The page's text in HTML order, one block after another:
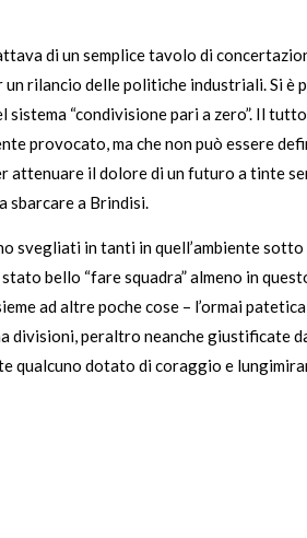
di un semplice tavolo di
rilancio delle politiche industriali. Si
“condivisione pari a zero”. Il
provocato, ma che non può essere
il dolore di un futuro a tinte
a Brindisi.
svegliati in tanti in quell’ambiente
bello “fare squadra” almeno in
ad altre poche cose – l’ormai
peraltro neanche giustificate
qualcuno dotato di coraggio e